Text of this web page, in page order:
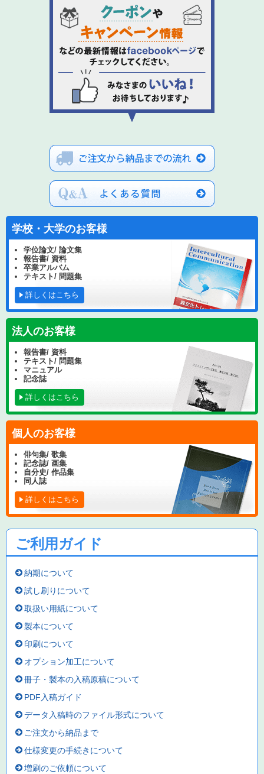
学校・大学のお客様
学位論文/ 論文集
報告書/ 資料
卒業アルバム
テキスト/ 問題集
詳しくはこちら
法人のお客様
報告書/ 資料
テキスト/ 問題集
マニュアル
記念誌
詳しくはこちら
個人のお客様
俳句集/ 歌集
記念誌/ 画集
自分史/ 作品集
同人誌
詳しくはこちら
ご利用ガイド
納期について
試し刷りについて
取扱い用紙について
製本について
印刷について
オプション加工について
冊子・製本の入稿原稿について
PDF入稿ガイド
データ入稿時のファイル形式について
ご注文から納品まで
仕様変更の手続きについて
増刷のご依頼について